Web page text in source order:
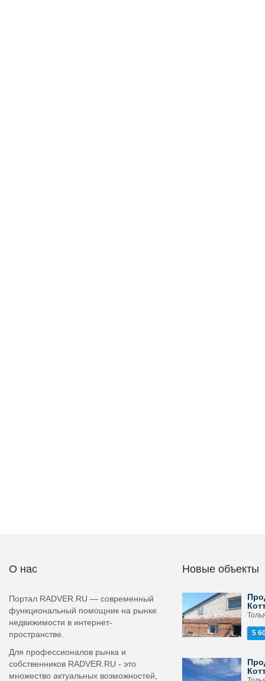
О нас
Портал RADVER.RU — современный
функциональный помощник на рынке
недвижимости в интернет-
пространстве.
Для профессионалов рынка и
собственников RADVER.RU - это
множество актуальных возможностей,
Новые объекты
5